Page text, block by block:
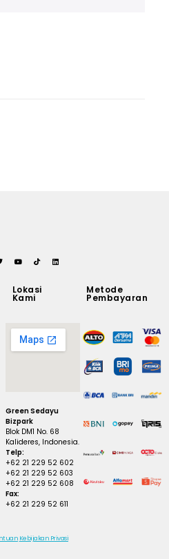
Lokasi
Kami
Green Sedayu
Bizpark
Blok DM1 No. 68
Kalideres, Indonesia.
Telp:
+62 21 229 52 602
+62 21 229 52 603
+62 21 229 52 608
Fax:
+62 21 229 52 611
Metode
Pembayaran
Kebijakan Privasi